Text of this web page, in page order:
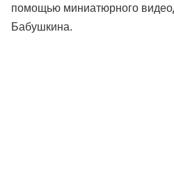
помощью миниатюрного
Бабушкина.